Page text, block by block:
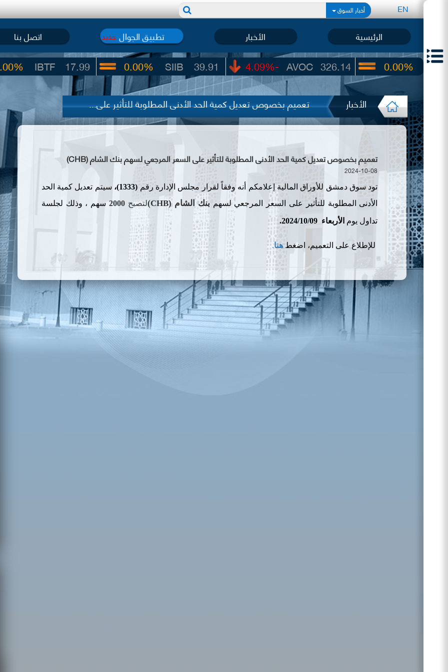
EN أخبار السوق
الرئيسية الأخبار تطبيق الجوال جديد اتصل بنا
17.99 39.91
SIIB
0.00% 326.14
AVOC
-4.09% 22.65
UIC
0.00%
الأخبار تعميم بخصوص تعديل كمية الحد الأدنى المطلوبة للتأثير على...
تعميم بخصوص تعديل كمية الحد الأدنى المطلوبة للتأثير على السعر المرجعي لسهم بنك الشام (CHB)
2024-10-08
تود سوق دمشق للأوراق المالية إعلامكم أنه وفقاً لقرار مجلس الإدارة رقم (1333)،
سيتم تعديل كمية الحد
الأدنى المطلوبة للتأثير على السعر المرجعي لسهم بنك الشام(CHB)لتصبح 2000 سهم ، وذلك لجلسة
تداول يوم الأربعاء 10/09/
2024
.
للإطلاع على التعميم، اضغطهنا.